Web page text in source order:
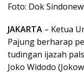
Foto: Dok
JAKARTA – Ketua
Pajung berharap
tudingan ijazah
Joko Widodo